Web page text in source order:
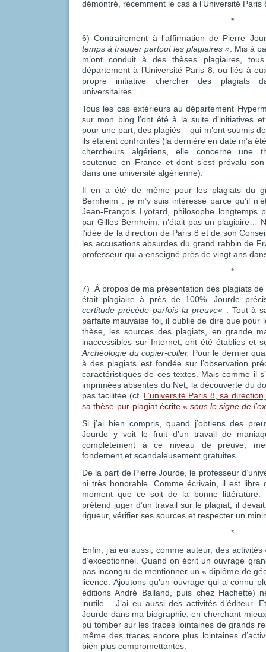
démontré, récemment le cas à l’Université Paris
*
6) Contrairement à l’affirmation de Pierre
temps à traquer partout les plagiaires ». Mis à
m’ont conduit à des thèses plagiaires,
département à l’Université Paris 8, ou liés à
propre initiative chercher des plagiats
universitaires.
Tous les cas extérieurs au département
sur mon blog l’ont été à la suite d’initiatives
pour une part, des plagiés – qui m’ont soumis
ils étaient confrontés (la dernière en date m’a
chercheurs algériens, elle concerne une
soutenue en France et dont s’est prévalu
dans une université algérienne).
Il en a été de même pour les plagiats du
Bernheim : je m’y suis intéressé parce qu’il
Jean-François Lyotard, philosophe longtemps
par Gilles Bernheim, n’était pas un plagiaire…
l’idée de la direction de Paris 8 et de son
les accusations absurdes du grand rabbin de
professeur qui a enseigné près de vingt ans
*
7) À propos de ma présentation des plagiats de
était plagiaire à près de 100%, Jourde
certitude précède parfois la preuve« . Tout à
parfaite mauvaise foi, il oublie de dire que pour
thèse, les sources des plagiats, en grande
inaccessibles sur Internet, ont été établies et
Archéologie du copier-coller. Pour le dernier
à des plagiats est fondée sur l’observation
caractéristiques de ces textes. Mais comme il
imprimées absentes du Net, la découverte du
pas facilitée (cf. L’université Paris 8, sa
sa thèse-pur-plagiat écrite « sous le signe de
Si j’ai bien compris, quand j’obtiens des
Jourde y voit le fruit d’un travail de
complètement à ce niveau de preuve,
fondement et scandaleusement gratuites…
De la part de Pierre Jourde, le professeur
ni très honorable. Comme écrivain, il est libre
moment que ce soit de la bonne littérature.
prétend juger d’un travail sur le plagiat, il
rigueur, vérifier ses sources et respecter un
*
Enfin, j’ai eu aussi, comme auteur, des
d’exceptionnel. Quand on écrit un ouvrage
pas incongru de mentionner un « diplôme de
licence. Ajoutons qu’un ouvrage qui a connu
éditions André Balland, puis chez Hachette)
inutile… J’ai eu aussi des activités d’éditeur.
Jourde dans ma biographie, en cherchant
pu tomber sur les traces lointaines de grands
même des traces encore plus lointaines
bien plus compromettantes.